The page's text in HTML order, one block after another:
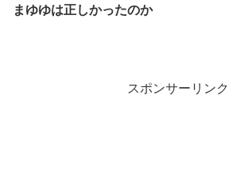
まゆゆは正しかったのか
スポンサーリンク